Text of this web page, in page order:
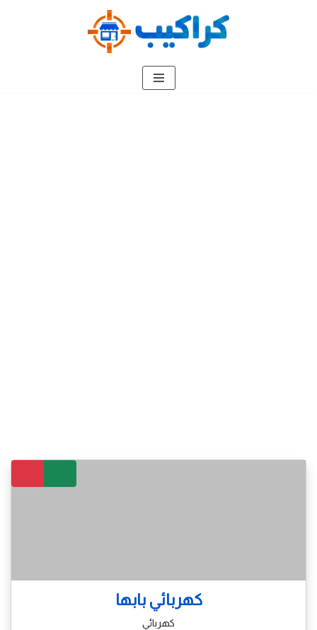
كهربائي بابها
كهربائي